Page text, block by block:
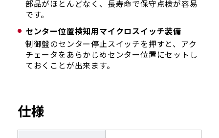
部品がほとんどなく、長寿命で保守点検が容易
です。
センター位置検知用マイクロスイッチ装備
制御盤のセンター停止スイッチを押すと、アク
チェータをあらかじめセンター位置にセットし
ておくことが出来ます。
仕様